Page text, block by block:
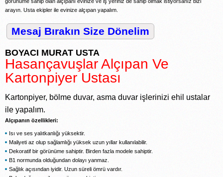
arayın. Usta ekipler ile evinize alçıpan yapalım.
Mesaj Bırakın Size Dönelim
BOYACI MURAT USTA
Hasançavuşlar Alçıpan Ve
Kartonpiyer Ustası
Kartonpiyer, bölme duvar, asma duvar işlerinizi ehil ustalar
ile yapalım.
Alçıpanın özellikleri:
Isı ve ses yalıtkanlığı yüksektir.
Maliyeti az olup sağlamlığı yüksek uzun yıllar kullanılabilir.
Dekoratif bir görünüme sahiptir. Birden fazla modele sahiptir.
B1 normunda olduğundan dolayı yanmaz.
Sağlık açısından iyidir. Uzun süreli ömrü vardır.